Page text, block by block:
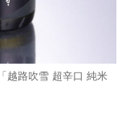
越路吹雪 超辛口 純米